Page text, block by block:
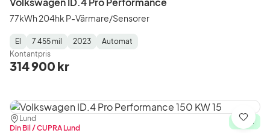
77kWh 204hk P-Värmare/Sensorer
Fuel
Type:
El
Mätarställning :
7 455 mil
Model
Year:
2023
Gearbox
Type:
Automat
Kontantpris
314 900 kr
Plats:
Lund
Återförsäljare:
Din Bil / CUPRA Lund
I lager
Spara